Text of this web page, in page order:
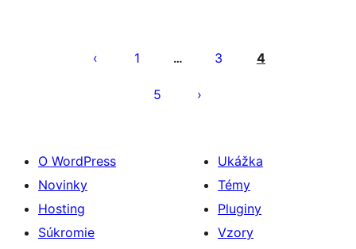
príspevkov
1 … 3 4
5
O WordPress
Novinky
Hosting
Súkromie
Ukážka
Témy
Pluginy
Vzory